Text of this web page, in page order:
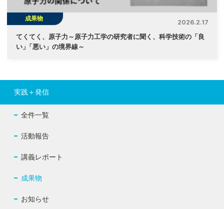
成果物
2026.2.17
てくてく、原子力～原子力工学の研究者に聞く、科学技術の「良
い」 「悪い」の境界線～
実践＋発信
全件一覧
活動報告
講義レポート
成果物
お知らせ